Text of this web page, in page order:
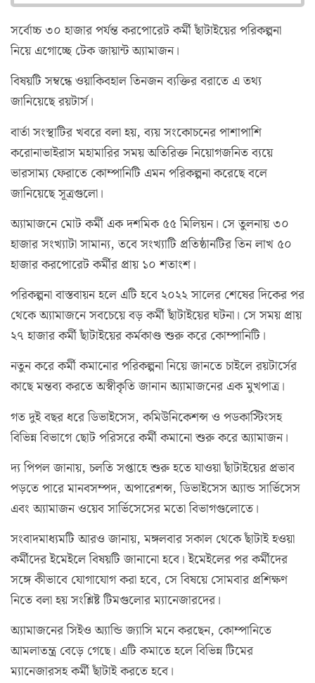
সর্বোচ্চ ৩০ হাজার পর্যন্ত করপোরেট কর্মী ছাঁটাইয়ের পরিকল্পনা
নিয়ে এগোচ্ছে টেক জায়ান্ট অ্যামাজন।
বিষয়টি সম্বন্ধে ওয়াকিবহাল তিনজন ব্যক্তির বরাতে এ তথ্য
জানিয়েছে রয়টার্স।
বার্তা সংস্থাটির খবরে বলা হয়, ব্যয় সংকোচনের পাশাপাশি
করোনাভাইরাস মহামারির সময় অতিরিক্ত নিয়োগজনিত ব্যয়ে
ভারসাম্য ফেরাতে কোম্পানিটি এমন পরিকল্পনা করেছে বলে
জানিয়েছে সূত্রগুলো।
অ্যামাজনে মোট কর্মী এক দশমিক ৫৫ মিলিয়ন। সে তুলনায় ৩০
হাজার সংখ্যাটা সামান্য, তবে সংখ্যাটি প্রতিষ্ঠানটির তিন লাখ ৫০
হাজার করপোরেট কর্মীর প্রায় ১০ শতাংশ।
পরিকল্পনা বাস্তবায়ন হলে এটি হবে ২০২২ সালের শেষের দিকের পর
থেকে অ্যামাজনে সবচেয়ে বড় কর্মী ছাঁটাইয়ের ঘটনা। সে সময় প্রায়
২৭ হাজার কর্মী ছাঁটাইয়ের কর্মকাণ্ড শুরু করে কোম্পানিটি।
নতুন করে কর্মী কমানোর পরিকল্পনা নিয়ে জানতে চাইলে রয়টার্সের
কাছে মন্তব্য করতে অস্বীকৃতি জানান অ্যামাজনের এক মুখপাত্র।
গত দুই বছর ধরে ডিভাইসেস, কমিউনিকেশন্স ও পডকাস্টিংসহ
বিভিন্ন বিভাগে ছোট পরিসরে কর্মী কমানো শুরু করে অ্যামাজন।
দ্য পিপল জানায়, চলতি সপ্তাহে শুরু হতে যাওয়া ছাঁটাইয়ের প্রভাব
পড়তে পারে মানবসম্পদ, অপারেশন্স, ডিভাইসেস অ্যান্ড সার্ভিসেস
এবং অ্যামাজন ওয়েব সার্ভিসেসের মতো বিভাগগুলোতে।
সংবাদমাধ্যমটি আরও জানায়, মঙ্গলবার সকাল থেকে ছাঁটাই হওয়া
কর্মীদের ইমেইলে বিষয়টি জানানো হবে। ইমেইলের পর কর্মীদের
সঙ্গে কীভাবে যোগাযোগ করা হবে, সে বিষয়ে সোমবার প্রশিক্ষণ
নিতে বলা হয় সংশ্লিষ্ট টিমগুলোর ম্যানেজারদের।
অ্যামাজনের সিইও অ্যান্ডি জ্যাসি মনে করছেন, কোম্পানিতে
আমলাতন্ত্র বেড়ে গেছে। এটি কমাতে হলে বিভিন্ন টিমের
ম্যানেজারসহ কর্মী ছাঁটাই করতে হবে।